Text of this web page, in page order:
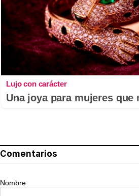
Lujo con carácter
Una joya para mujeres que
Comentarios
Nombre